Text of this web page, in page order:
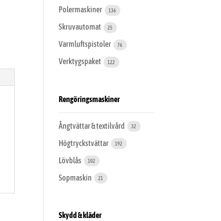
Polermaskiner 136
Skruvautomat 25
Varmluftspistoler 76
Verktygspaket 122
Rengöringsmaskiner
Ångtvättar & textilvård 32
Högtryckstvättar 192
Lövblås 102
Sopmaskin 21
Skydd & kläder